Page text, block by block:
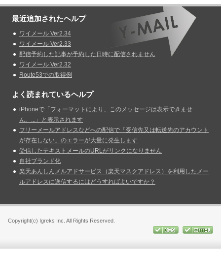
最近追加されたヘルプ
ワイメール Ver2.34
ワイメール Ver2.33
配信予約した記事が予約した日時に配信されません
ワイメール Ver2.32
Route53での取得例
よく読まれているヘルプ
iPhoneで「フォーマットにより、このメッセージは表示できませ
ん。...」と表示されます
フリーメールアドレスなどへの配信で「受信先又は転送先のアカウント
が存在しない」のエラーが大量に発生します
受信したテキストメールのURLがリンクになりません
自社ブランド化
楽天あんしんメルアドサービス（楽天マスクアドレス）を利用したメー
ルアドレスに送信するにはどうすればよいですか？
Copyright(c) Igreks Inc. All Rights Reserved.